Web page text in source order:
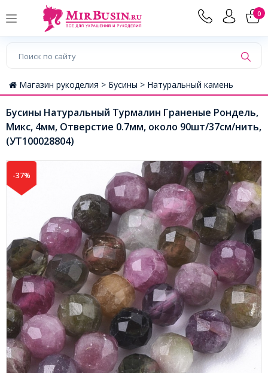
0
Магазин рукоделия > Бусины > Натуральный камень
Бусины Натуральный Турмалин Граненые Рондель,
Микс, 4мм, Отверстие 0.7мм, около 90шт/37см/нить,
(УТ100028804)
-37%